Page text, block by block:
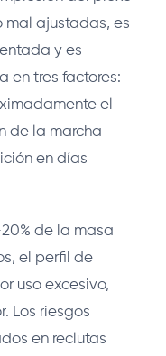
mal ajustadas, es
y es
en tres factores:
el
de la marcha
en días
de la masa
el perfil de
uso excesivo,
Los riesgos
en reclutas